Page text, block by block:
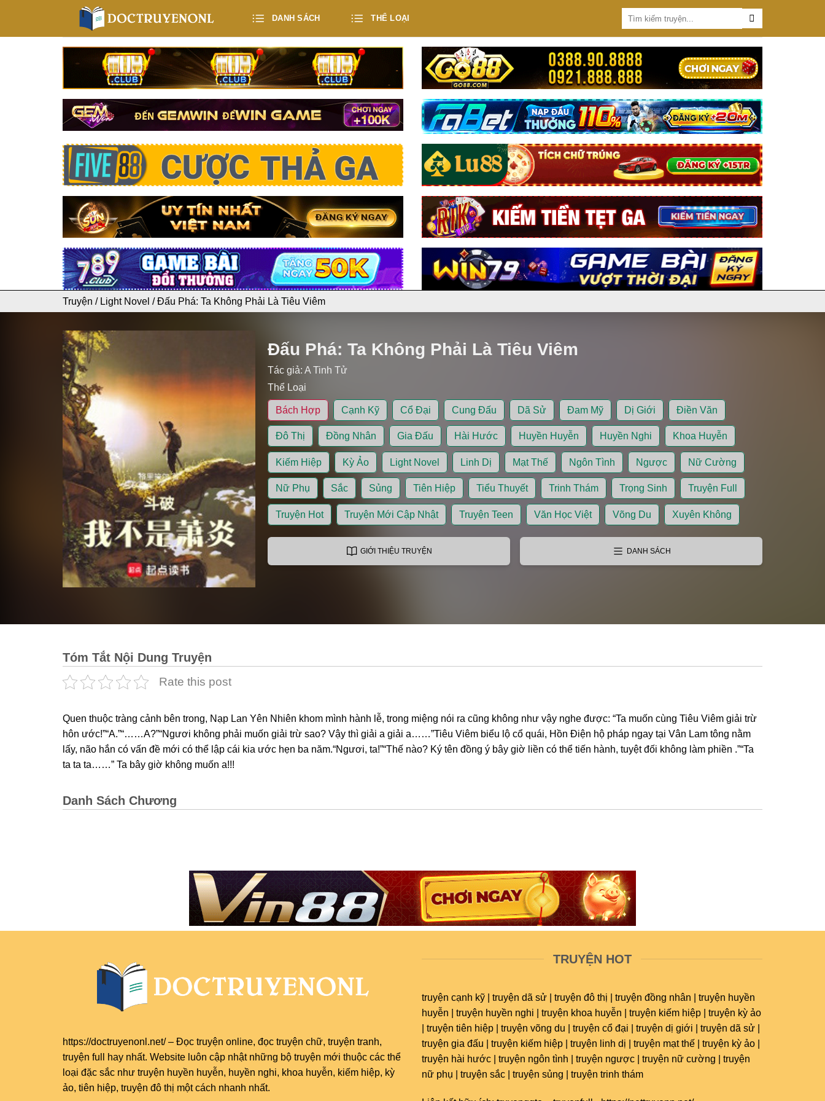
DANH SÁCH THỂ LOẠI
Truyện / Light Novel /Đấu Phá: Ta Không Phải Là Tiêu Viêm
Đấu Phá: Ta Không Phải Là Tiêu Viêm
Tác giả: A Tinh Tử
Thể Loại
Bách Hợp Cạnh Kỹ Cổ Đại Cung Đấu Dã Sử Đam Mỹ Dị Giới Điền Văn
Đô Thị Đồng Nhân Gia Đấu Hài Hước Huyền Huyễn Huyền Nghi Khoa Huyễn
Kiếm Hiệp Kỳ Ảo Light Novel Linh Dị Mạt Thế Ngôn Tình Ngược Nữ Cường
Nữ Phụ Sắc Sủng Tiên Hiệp Tiểu Thuyết Trinh Thám Trọng Sinh Truyện Full
Truyện Hot Truyện Mới Cập Nhật Truyện Teen Văn Học Việt Võng Du Xuyên Không
GIỚI THIỆU TRUYỆN DANH SÁCH
Tóm Tắt Nội Dung Truyện
Rate this post
Quen thuộc tràng cảnh bên trong, Nạp Lan Yên Nhiên khom mình hành lễ, trong miệng nói ra cũng không như vậy nghe được: “Ta muốn cùng Tiêu Viêm giải trừ
hôn ước!”“A.”“……A?”“Ngươi không phải muốn giải trừ sao? Vậy thì giải a giải a……”Tiêu Viêm biểu lộ cổ quái, Hồn Điện hộ pháp ngay tại Vân Lam tông nằm
lấy, não hắn có vấn đề mới có thể lập cái kia ước hẹn ba năm.“Ngươi, ta!”“Thế nào? Ký tên đồng ý bây giờ liền có thể tiến hành, tuyệt đối không làm phiền .”“Ta
ta ta ta……” Ta bây giờ không muốn a!!!
Danh Sách Chương
https://doctruyenonl.net/– Đọc truyện online, đọc truyện chữ, truyện tranh,
truyện full
hay nhất. Website luôn cập nhật những bộ truyện mới thuộc các thể
loại đặc sắc như truyện huyền huyễn, huyền nghi, khoa huyễn, kiếm hiệp, kỳ
ảo, tiên hiệp, truyện đô thị một cách nhanh nhất.
TRUYỆN HOT
truyện cạnh kỹ | truyện dã sử | truyện đô thị | truyện đồng nhân | truyện huyền
huyễn | truyện huyền nghi | truyện khoa huyễn | truyện kiếm hiệp | truyện kỳ ảo
| truyện tiên hiệp | truyện võng du | truyện cổ đại | truyện dị giới | truyện dã sử |
truyện gia đấu | truyện kiếm hiệp | truyện linh dị | truyện mạt thế | truyện kỳ ảo |
truyện hài hước | truyện ngôn tình | truyện ngược | truyện nữ cường | truyện
nữ phụ | truyện sắc | truyện sủng | truyện trinh thám